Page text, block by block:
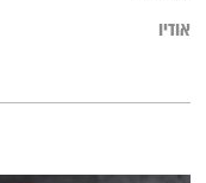
אודיו